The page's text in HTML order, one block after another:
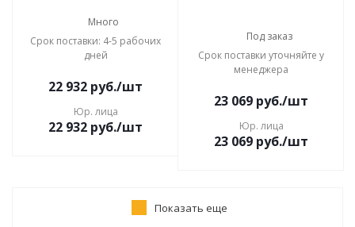
Много
Срок поставки: 4-5 рабочих
дней
22 932 руб./шт
Юр. лица
22 932 руб./шт
Под заказ
Срок поставки уточняйте у
менеджера
23 069 руб./шт
Юр. лица
23 069 руб./шт
Показать еще